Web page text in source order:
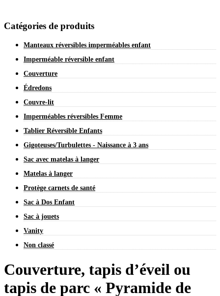
Catégories de produits
Manteaux réversibles imperméables enfant
Imperméable réversible enfant
Couverture
Édredons
Couvre-lit
Imperméables réversibles Femme
Tablier Réversible Enfants
Gigoteuses/Turbulettes - Naissance à 3 ans
Sac avec matelas à langer
Matelas à langer
Protège carnets de santé
Sac à Dos Enfant
Sac à jouets
Vanity
Non classé
Couverture, tapis d’éveil ou
tapis de parc « Pyramide de